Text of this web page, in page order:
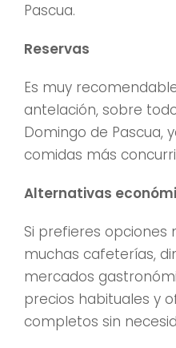
Pascua.
Reservas
Es muy
antelación, sobre
Domingo de Pascua,
comidas más
Alternativas
Si prefieres opciones
muchas cafeterías,
mercados
precios habituales y
completos sin